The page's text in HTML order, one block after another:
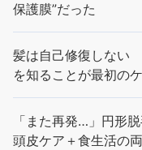
保護膜”だった
髪は自己修
を知ることが最初の
「また再発…」円形
頭皮ケア＋食生活の